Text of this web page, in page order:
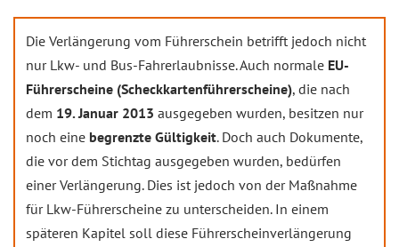
Die Verlängerung vom Führerschein betrifft jedoch nicht
nur Lkw- und Bus-Fahrerlaubnisse. Auch normale EU-
Führerscheine (Scheckkartenführerscheine), die nach
dem 19. Januar 2013 ausgegeben wurden, besitzen nur
noch eine begrenzte Gültigkeit. Doch auch Dokumente,
die vor dem Stichtag ausgegeben wurden, bedürfen
einer Verlängerung. Dies ist jedoch von der Maßnahme
für Lkw-Führerscheine zu unterscheiden. In einem
späteren Kapitel soll diese Führerscheinverlängerung